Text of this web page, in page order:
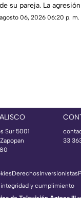
de su pareja. La
una ola de reacciones
agosto 06, 2026 06:20 p. m.
Sur 5001
33
DerechosInversionistas
integridad y cumplimiento